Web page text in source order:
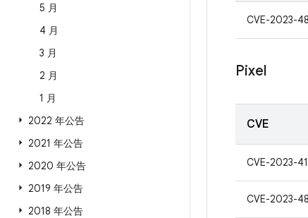
5 月
4 月
3 月
2 月
1 月
2022 年公告
2021 年公告
2020 年公告
2019 年公告
2018 年公告
CVE-2023-
Pixel
CVE
CVE-2023-
CVE-2023-